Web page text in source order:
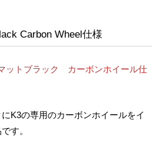
Carbon Wheel仕様
トブラック カーボンホイール仕
K3の専用のカーボンホイールをイ
す。